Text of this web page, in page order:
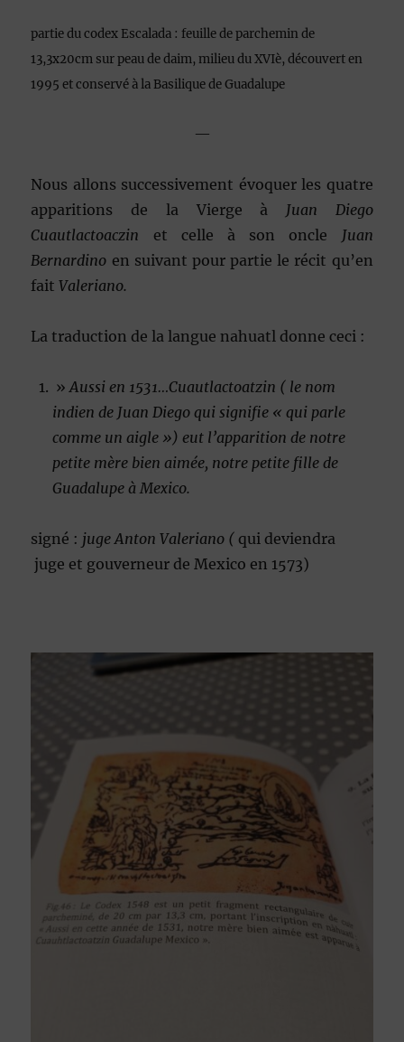
partie du codex Escalada : feuille de parchemin de
13,3x20cm sur peau de daim, milieu du XVIè, découvert en
1995 et conservé à la Basilique de Guadalupe
—
Nous allons successivement évoquer les quatre
apparitions de la Vierge à Juan Diego
Cuautlactoaczin et celle à son oncle Juan
Bernardino en suivant pour partie le récit qu’en
faitValeriano.
La traduction de la langue nahuatl donne ceci :
»Aussi en 1531…Cuautlactoatzin ( le nom
indien de Juan Diego qui signifie « qui parle
comme un aigle ») eut l’apparition de notre
petite mère bien aimée, notre petite fille de
Guadalupe à Mexico.
signé : juge Anton Valeriano ( qui deviendra
juge et gouverneur de Mexico en 1573)